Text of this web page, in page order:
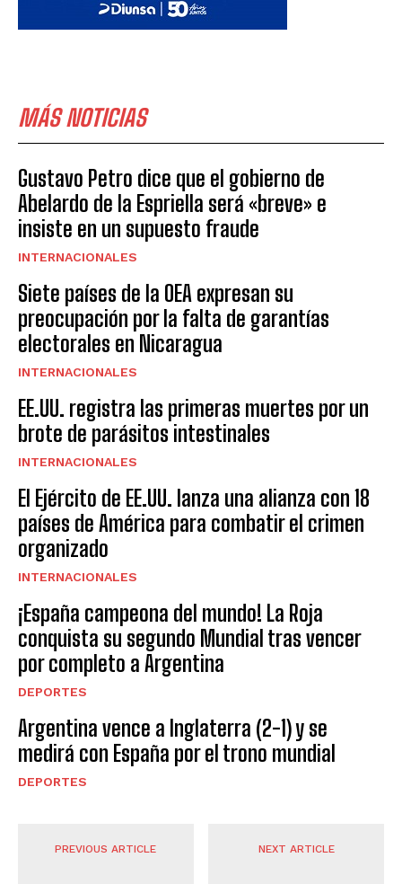
MÁS NOTICIAS
Gustavo Petro dice que el gobierno de
Abelardo de la Espriella será «breve» e
insiste en un supuesto fraude
INTERNACIONALES
Siete países de la OEA expresan su
preocupación por la falta de garantías
electorales en Nicaragua
INTERNACIONALES
EE.UU. registra las primeras muertes por un
brote de parásitos intestinales
INTERNACIONALES
El Ejército de EE.UU. lanza una alianza con 18
países de América para combatir el crimen
organizado
INTERNACIONALES
¡España campeona del mundo! La Roja
conquista su segundo Mundial tras vencer
por completo a Argentina
DEPORTES
Argentina vence a Inglaterra (2-1) y se
medirá con España por el trono mundial
DEPORTES
PREVIOUS ARTICLE NEXT ARTICLE